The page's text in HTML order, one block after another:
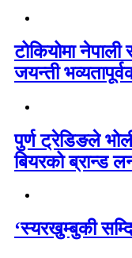
टोकियोमा नेपाली
जयन्ती
पुर्ण ट्रेडिङले
बियरको ब्रान्ड
‘स्यरखुम्बुकी